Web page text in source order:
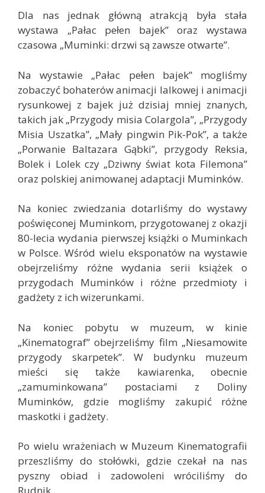
Dla nas jednak główną atrakcją była stała
wystawa „Pałac pełen bajek” oraz wystawa
czasowa „Muminki: drzwi są zawsze otwarte”.
Na wystawie „Pałac pełen bajek” mogliśmy
zobaczyć bohaterów animacji lalkowej i animacji
rysunkowej z bajek już dzisiaj mniej znanych,
takich jak „Przygody misia Colargola”, „Przygody
Misia Uszatka”, „Mały pingwin Pik-Pok”, a także
„Porwanie Baltazara Gąbki”, przygody Reksia,
Bolek i Lolek czy „Dziwny świat kota Filemona”
oraz polskiej animowanej adaptacji Muminków.
Na koniec zwiedzania dotarliśmy do wystawy
poświęconej Muminkom, przygotowanej z okazji
80-lecia wydania pierwszej książki o Muminkach
w Polsce. Wśród wielu eksponatów na wystawie
obejrzeliśmy różne wydania serii książek o
przygodach Muminków i różne przedmioty i
gadżety z ich wizerunkami.
Na koniec pobytu w muzeum, w kinie
„Kinematograf” obejrzeliśmy film „Niesamowite
przygody skarpetek”. W budynku muzeum
mieści się także kawiarenka, obecnie
„zamuminkowana” postaciami z Doliny
Muminków, gdzie mogliśmy zakupić różne
maskotki i gadżety.
Po wielu wrażeniach w Muzeum Kinematografii
przeszliśmy do stołówki, gdzie czekał na nas
pyszny obiad i zadowoleni wróciliśmy do